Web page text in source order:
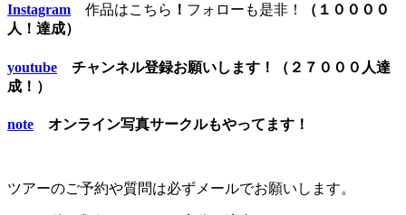
Instagram 作品はこちら ！ フォローも是非！
（１００００
人！達成）
youtube チャンネル登録お願いします！（２７０００人達
成！）
note オンライン写真サークルもやってます！
ツアーのご予約や質問は必ずメールでお願いします。